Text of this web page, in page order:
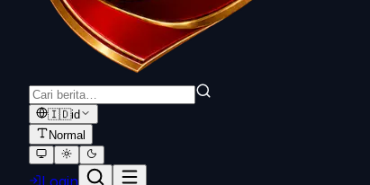
🇮🇩id
Normal
Login